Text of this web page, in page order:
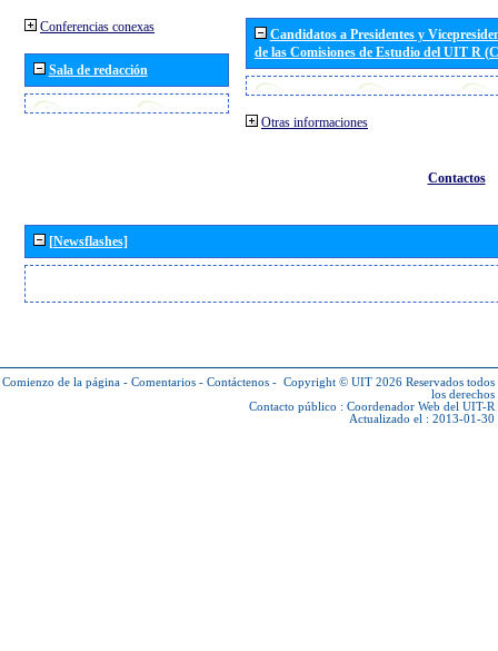
Conferencias conexas
Sala de redacción
Candidatos a Presidentes y
de las Comisiones de Estudio del UIT R
Otras informaciones
Contactos
[Newsflashes]
Comienzo de la página - Comentarios - Contáctenos - Copyright © UIT 2026 Reservados todos
los derechos
Contacto público : Coordenador Web del UIT-R
Actualizado el : 2013-01-30